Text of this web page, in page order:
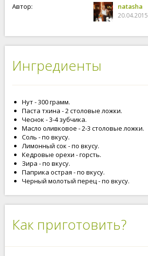
Автор:
natasha
20.04.2015
Ингредиенты
Нут - 300 грамм.
Паста тхина - 2 столовые ложки.
Чеснок - 3-4 зубчика.
Масло оливковое - 2-3 столовые ложки.
Соль - по вкусу.
Лимонный сок - по вкусу.
Кедровые орехи - горсть.
Зира - по вкусу.
Паприка острая - по вкусу.
Черный молотый перец - по вкусу.
Как приготовить?